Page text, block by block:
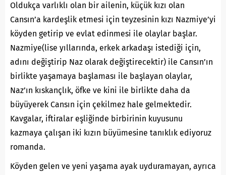
Oldukça varlıklı olan bir ailenin, küçük kızı olan
Cansın’a kardeşlik etmesi için teyzesinin kızı Nazmiye’yi
köyden getirip ve evlat edinmesi ile olaylar başlar.
Nazmiye(lise yıllarında, erkek arkadaşı istediği için,
adını değiştirip Naz olarak değiştirecektir) ile Cansın’ın
birlikte yaşamaya başlaması ile başlayan olaylar,
Naz’ın kıskançlık, öfke ve kini ile birlikte daha da
büyüyerek Cansın için çekilmez hale gelmektedir.
Kavgalar, iftiralar eşliğinde birbirinin kuyusunu
kazmaya çalışan iki kızın büyümesine tanıklık ediyoruz
romanda.
Köyden gelen ve yeni yaşama ayak uyduramayan, ayrıca